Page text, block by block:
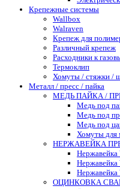
Крепежные системы
Wallbox
Walraven
Крепеж для
Различный крепеж
Расходники к
Термоклип
Хомуты / стяжки /
Металл / пресс / пайка
МЕДЬ ПАЙКА /
Медь под
Медь под
Медь под
Хомуты для
НЕРЖАВЕЙКА
Нержавейка
Нержавейка
ОЦИНКОВКА